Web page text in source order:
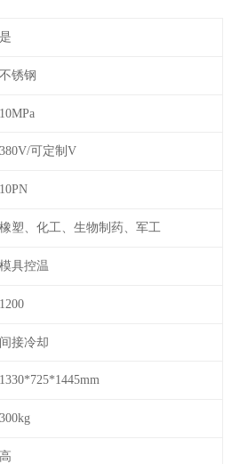
是
不锈钢
10MPa
380V/可定制V
10PN
橡塑、化工、生物制药、军工
模具控温
1200
间接冷却
1330*725*1445mm
300kg
高